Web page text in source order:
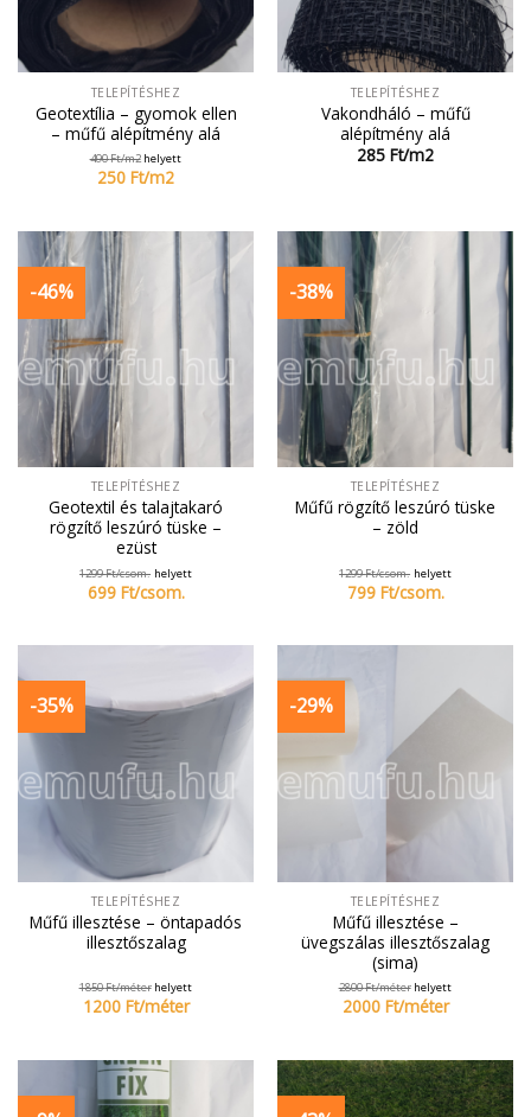
TELEPÍTÉSHEZ
Geotextília – gyomok ellen
– műfű alépítmény alá
490Ft/m2 helyett
250 Ft/m2
TELEPÍTÉSHEZ
Vakondháló – műfű
alépítmény alá
285 Ft/m2
-46%
TELEPÍTÉSHEZ
Geotextil és talajtakaró
rögzítő leszúró tüske –
ezüst
1299Ft/csom. helyett
699 Ft/csom.
-38%
TELEPÍTÉSHEZ
Műfű rögzítő leszúró tüske
– zöld
1299Ft/csom. helyett
799 Ft/csom.
-35%
TELEPÍTÉSHEZ
Műfű illesztése – öntapadós
illesztőszalag
1850Ft/méter helyett
1200 Ft/méter
-29%
TELEPÍTÉSHEZ
Műfű illesztése –
üvegszálas illesztőszalag
(sima)
2800Ft/méter helyett
2000 Ft/méter